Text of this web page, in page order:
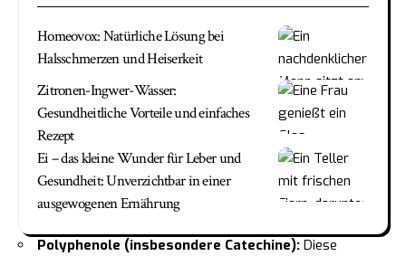
Homeovox: Natürliche Lösung bei
Halsschmerzen und Heiserkeit
Zitronen-Ingwer-Wasser:
Gesundheitliche Vorteile und einfaches
Rezept
Ei – das kleine Wunder für Leber und
Gesundheit: Unverzichtbar in einer
ausgewogenen Ernährung
Polyphenole (insbesondere Catechine): Diese